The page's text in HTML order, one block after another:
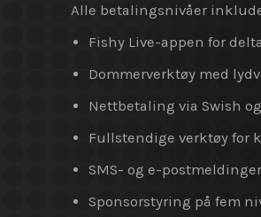
Alle betalingsnivåer
Fishy Live-appen for
Dommerverktøy med
Nettbetaling via Swish
Fullstendige verktøy for
SMS- og e-
Sponsorstyring på fem